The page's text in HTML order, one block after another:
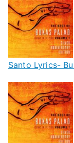
Santo Lyrics-